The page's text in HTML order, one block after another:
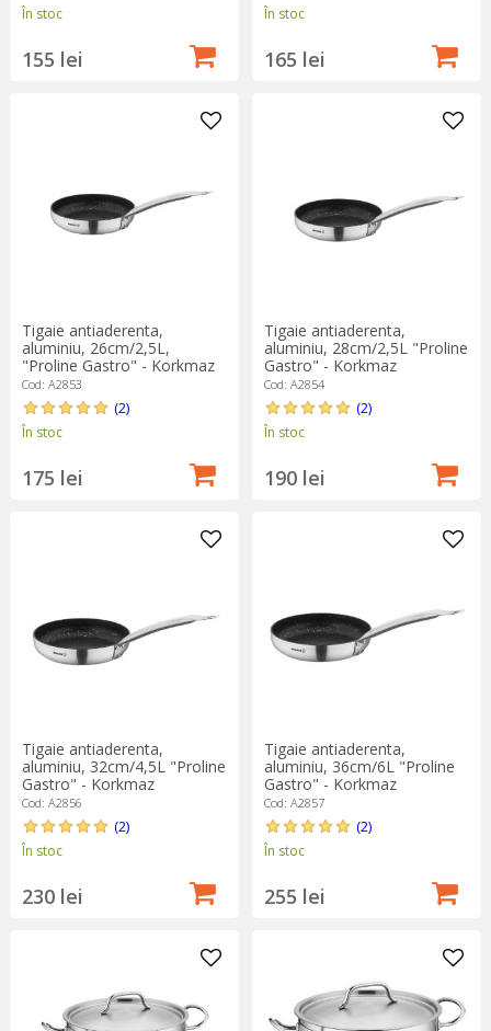
În stoc
155 lei
În stoc
165 lei
Tigaie antiaderenta,
aluminiu, 26cm/2,5L,
"Proline Gastro" - Korkmaz
Cod: A2853
(2)
În stoc
175 lei
Tigaie antiaderenta,
aluminiu, 28cm/2,5L "Proline
Gastro" - Korkmaz
Cod: A2854
(2)
În stoc
190 lei
Tigaie antiaderenta,
aluminiu, 32cm/4,5L "Proline
Gastro" - Korkmaz
Cod: A2856
(2)
În stoc
230 lei
Tigaie antiaderenta,
aluminiu, 36cm/6L "Proline
Gastro" - Korkmaz
Cod: A2857
(2)
În stoc
255 lei